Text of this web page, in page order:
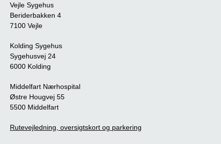
Vejle Sygehus
Beriderbakken 4
7100 Vejle
Kolding Sygehus
Sygehusvej 24
6000 Kolding
Middelfart Nærhospital
Østre Hougvej 55
5500 Middelfart
Rutevejledning, oversigtskort og parkering